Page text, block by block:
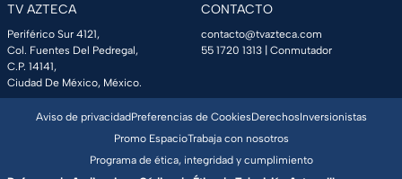
TV AZTECA
Periférico Sur 4121,
Col. Fuentes Del Pedregal,
C.P. 14141,
Ciudad De México, México.
CONTACTO
contacto@tvazteca.com
55 1720 1313 | Conmutador
Aviso de privacidadPreferencias de CookiesDerechosInversionistas
Promo EspacioTrabaja con nosotros
Programa de ética, integridad y cumplimiento